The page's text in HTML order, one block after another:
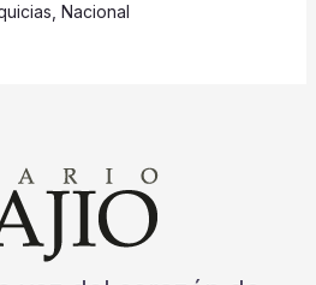
, Nacional